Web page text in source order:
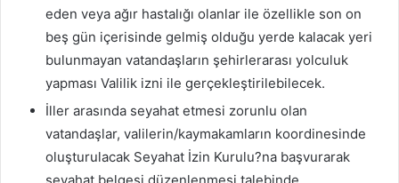
eden veya ağır hastalığı olanlar ile özellikle son on
beş gün içerisinde gelmiş olduğu yerde kalacak yeri
bulunmayan vatandaşların şehirlerarası yolculuk
yapması Valilik izni ile gerçekleştirilebilecek.
İller arasında seyahat etmesi zorunlu olan
vatandaşlar, valilerin/kaymakamların koordinesinde
oluşturulacak Seyahat İzin Kurulu?na başvurarak